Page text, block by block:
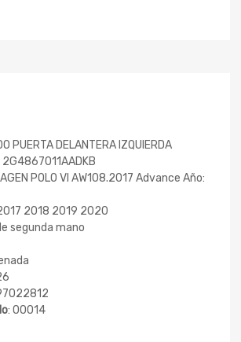
PUERTA DELANTERA IZQUIERDA
2G4867011AADKB
POLO VI AW108.2017 Advance Año:
2018 2019 2020
segunda mano
: 00014